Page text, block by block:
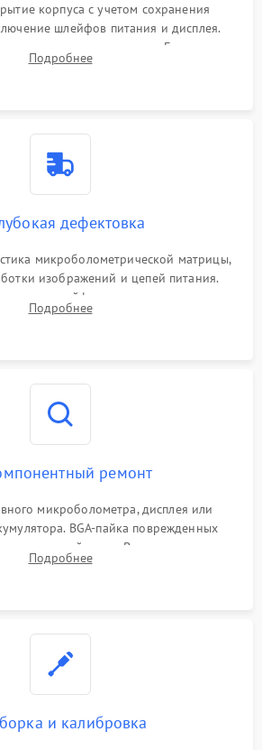
корпуса с учетом сохранения
шлейфов питания и дисплея.
плат от окислов и пыли. Бережная
объектива специализированными
Подробнее
дефектовка
микроболометрической матрицы,
изображений и цепей питания.
шлейфов, модуля памяти и
сгоревших SMD-компонентов
Подробнее
ремонт
микроболометра, дисплея или
BGA-пайка поврежденных
материнской плате. Восстановление
замена поврежденных элементов
Подробнее
и калибровка